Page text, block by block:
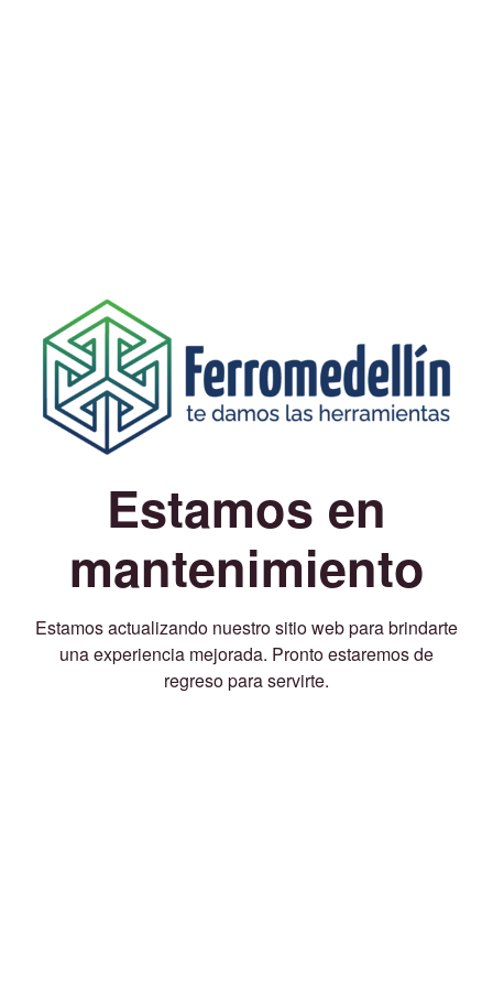
Estamos en
mantenimiento
Estamos actualizando nuestro sitio web para brindarte
una experiencia mejorada. Pronto estaremos de
regreso para servirte.